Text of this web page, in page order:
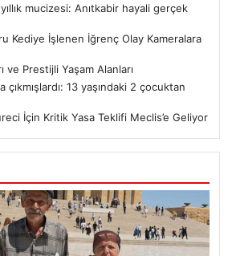
mucizesi: Anıtkabir hayali gerçek
Kediye İşlenen İğrenç Olay Kameralara
ve Prestijli Yaşam Alanları
13 yaşındaki 2 çocuktan
İçin Kritik Yasa Teklifi Meclis’e Geliyor